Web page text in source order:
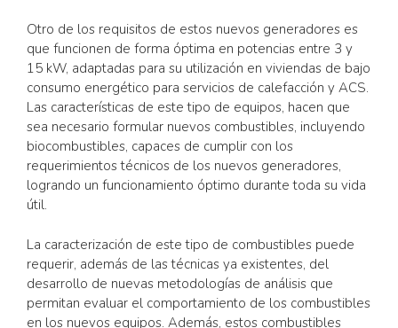
Otro de los requisitos de estos nuevos generadores es
que funcionen de forma óptima en potencias entre 3 y
15 kW, adaptadas para su utilización en viviendas de bajo
consumo energético para servicios de calefacción y ACS.
Las características de este tipo de equipos, hacen que
sea necesario formular nuevos combustibles, incluyendo
biocombustibles, capaces de cumplir con los
requerimientos técnicos de los nuevos generadores,
logrando un funcionamiento óptimo durante toda su vida
útil.
La caracterización de este tipo de combustibles puede
requerir, además de las técnicas ya existentes, del
desarrollo de nuevas metodologías de análisis que
permitan evaluar el comportamiento de los combustibles
en los nuevos equipos. Además, estos combustibles